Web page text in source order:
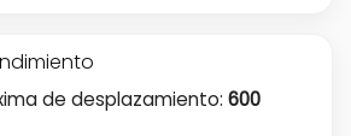
de desplazamiento: 600